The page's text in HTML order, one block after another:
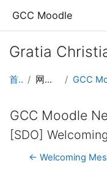
GCC Moodle
Gratia
首页 网站页面
GCC Moodle
[SDO]
← Welcoming